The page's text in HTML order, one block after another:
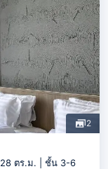
2
28 ตร.ม. | ชั้น 3-6